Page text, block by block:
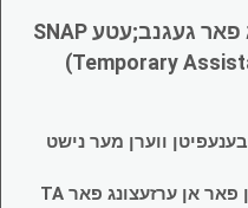
וויכטיגע טוישונגען צו ערזעצונג פאר געגנב;עטע SNAP
און צייטווייליגע הילף (Temporary Assistance, TA)
אפליקאציעס פאר געגנב;טע SNAP בענעפיטן ווערן מער נישט
הויזגעזינדער קענען נאכאלץ אפּלייען פאר אן ערזעצונג פאר TA